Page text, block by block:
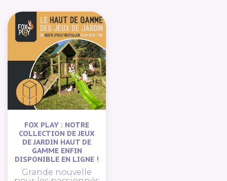
FOX PLAY : NOTRE
COLLECTION DE JEUX
DE JARDIN HAUT DE
GAMME ENFIN
DISPONIBLE EN LIGNE !
Grande nouvelle